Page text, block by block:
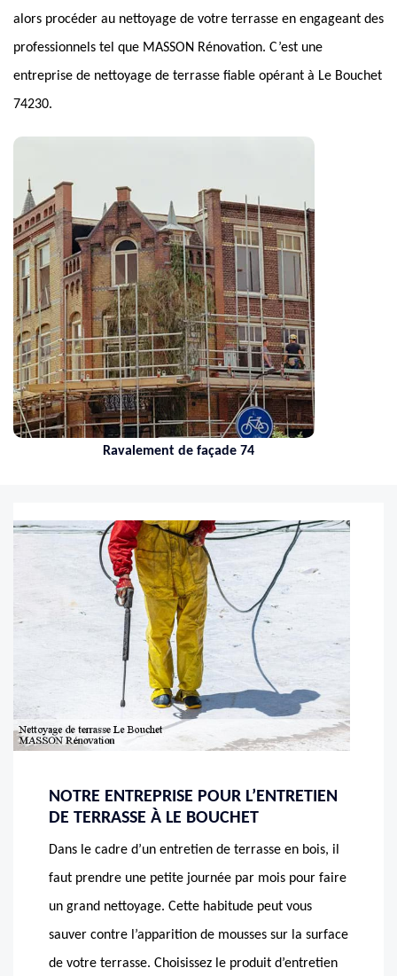
alors procéder au nettoyage de votre terrasse en engageant des
professionnels tel que MASSON Rénovation. C’est une
entreprise de nettoyage de terrasse fiable opérant à Le Bouchet
74230.
Ravalement de façade 74
NOTRE ENTREPRISE POUR L’ENTRETIEN
DE TERRASSE À LE BOUCHET
Dans le cadre d’un entretien de terrasse en bois, il
faut prendre une petite journée par mois pour faire
un grand nettoyage. Cette habitude peut vous
sauver contre l’apparition de mousses sur la surface
de votre terrasse. Choisissez le produit d’entretien